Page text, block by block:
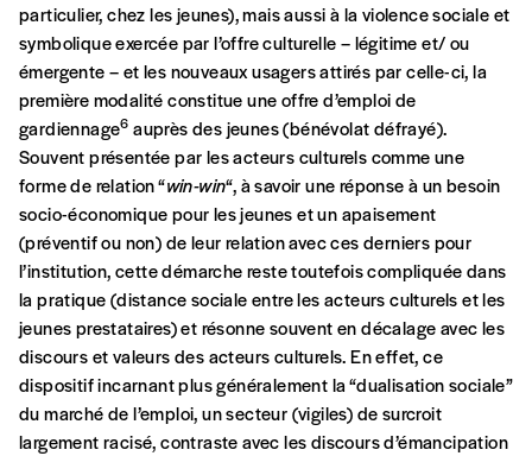
J’ai lu et j’accepte votre politique
de confidentialité*
Lire notrepolitique de protection des données
personnelles (RGPD)
Ajouter un message (facultatif)
particulier, chez les jeunes), mais aussi à la violence sociale et
symbolique exercée par l’offre culturelle – légitime et/ ou
émergente – et les nouveaux usagers attirés par celle-ci, la
première modalité constitue une offre d’emploi de
gardiennage6 auprès des jeunes (bénévolat défrayé).
Souvent présentée par les acteurs culturels comme une
forme de relation “win-win“, à savoir une réponse à un besoin
socio-économique pour les jeunes et un apaisement
(préventif ou non) de leur relation avec ces derniers pour
l’institution, cette démarche reste toutefois compliquée dans
la pratique (distance sociale entre les acteurs culturels et les
jeunes prestataires) et résonne souvent en décalage avec les
discours et valeurs des acteurs culturels. En effet, ce
dispositif incarnant plus généralement la “dualisation sociale”
du marché de l’emploi, un secteur (vigiles) de surcroit
largement racisé, contraste avec les discours d’émancipation